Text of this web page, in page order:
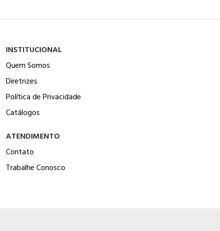
INSTITUCIONAL
Quem Somos
Diretrizes
Política de Privacidade
Catálogos
ATENDIMENTO
Contato
Trabalhe Conosco